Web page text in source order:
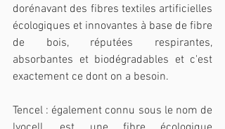
dorénavant des fibres textiles artificielles
écologiques et innovantes à base de fibre
de bois, réputées respirantes,
absorbantes et biodégradables et c'est
exactement ce dont on a besoin.
Tencel : également connu sous le nom de